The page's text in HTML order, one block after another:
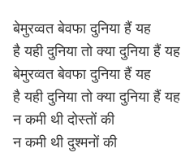
बेमुरव्वत बेवफा दुनिया हैं यह
है यही दुनिया तो क्या दुनिया हैं यह
बेमुरव्वत बेवफा दुनिया हैं यह
है यही दुनिया तो क्या दुनिया हैं यह
न कमी थी दोस्तों की
न कमी थी दुश्मनों की